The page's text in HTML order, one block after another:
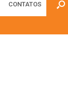
CONTATOS